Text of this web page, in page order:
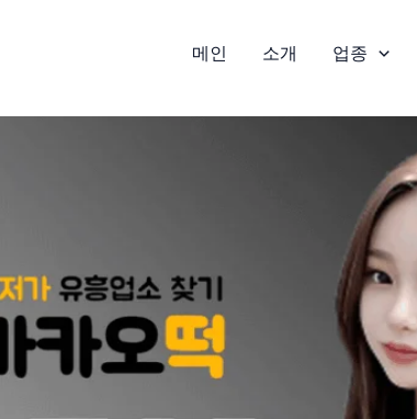
메인 소개 업종